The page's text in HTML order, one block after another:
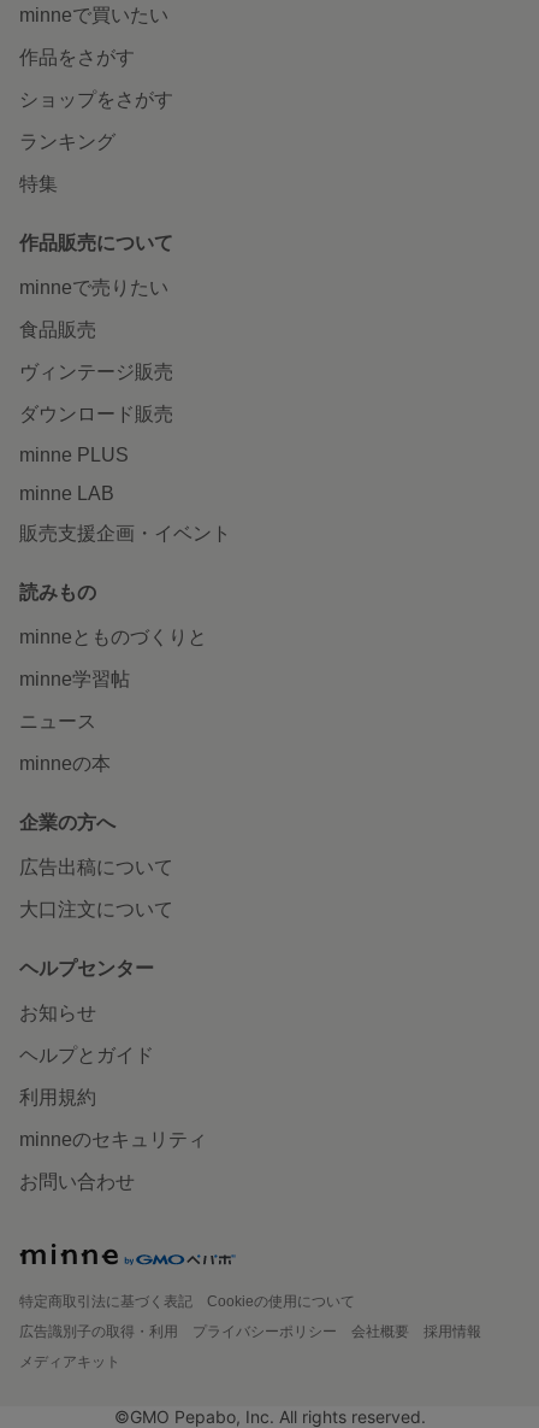
minneで買いたい
作品をさがす
ショップをさがす
ランキング
特集
作品販売について
minneで売りたい
食品販売
ヴィンテージ販売
ダウンロード販売
minne PLUS
minne LAB
販売支援企画・イベント
読みもの
minneとものづくりと
minne学習帖
ニュース
minneの本
企業の方へ
広告出稿について
大口注文について
ヘルプセンター
お知らせ
ヘルプとガイド
利用規約
minneのセキュリティ
お問い合わせ
特定商取引法に基づく表記
Cookieの使用について
広告識別子の取得・利用
プライバシーポリシー 会社概要
採用情報
メディアキット
©GMO Pepabo, Inc. All rights reserved.